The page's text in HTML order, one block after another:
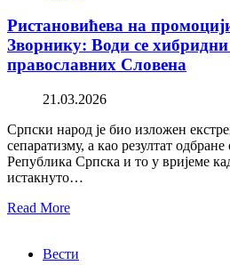
Ристановићева на
Зворнику: Води се
православних Словена
21.03.2026
Српски народ је био изложен
сепаратизму, а као резултат
Република Српска и то у вријеме
истакнуто…
Read More
Вести